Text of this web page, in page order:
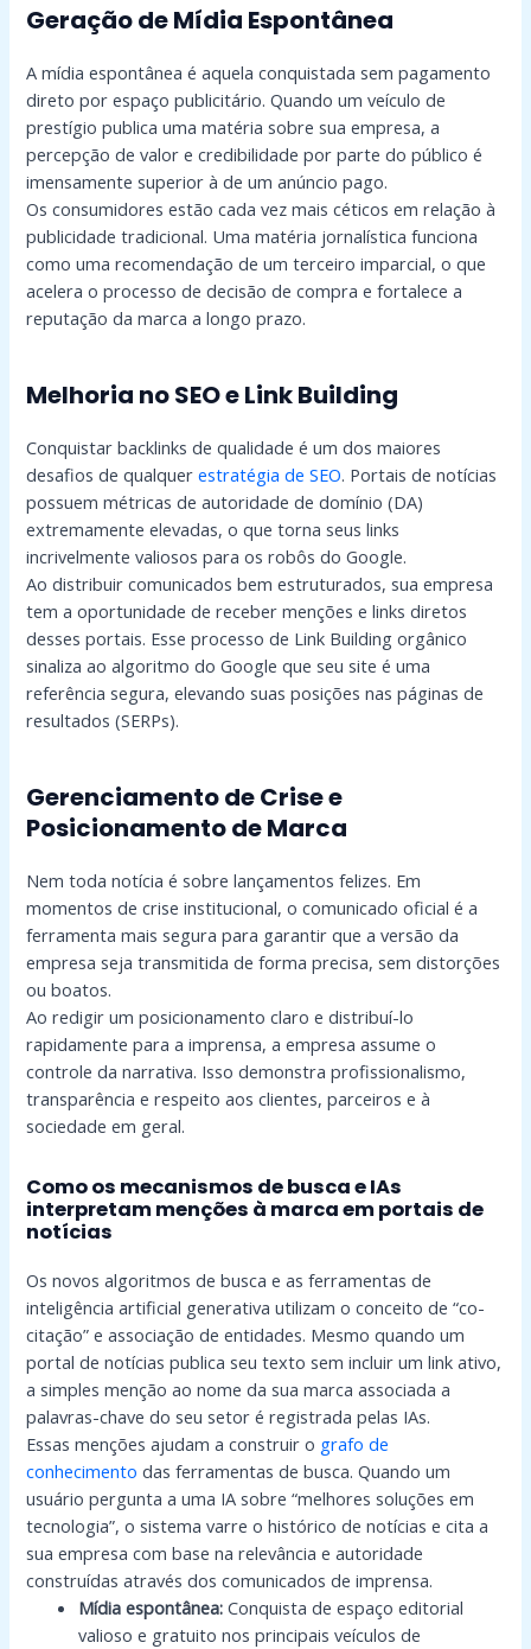
Geração de Mídia Espontânea
A mídia espontânea é aquela conquistada sem pagamento
direto por espaço publicitário. Quando um veículo de
prestígio publica uma matéria sobre sua empresa, a
percepção de valor e credibilidade por parte do público é
imensamente superior à de um anúncio pago.
Os consumidores estão cada vez mais céticos em relação à
publicidade tradicional. Uma matéria jornalística funciona
como uma recomendação de um terceiro imparcial, o que
acelera o processo de decisão de compra e fortalece a
reputação da marca a longo prazo.
Melhoria no SEO e Link Building
Conquistar backlinks de qualidade é um dos maiores
desafios de qualquerestratégia de SEO. Portais de notícias
possuem métricas de autoridade de domínio (DA)
extremamente elevadas, o que torna seus links
incrivelmente valiosos para os robôs do Google.
Ao distribuir comunicados bem estruturados, sua empresa
tem a oportunidade de receber menções e links diretos
desses portais. Esse processo de Link Building orgânico
sinaliza ao algoritmo do Google que seu site é uma
referência segura, elevando suas posições nas páginas de
resultados (SERPs).
Gerenciamento de Crise e
Posicionamento de Marca
Nem toda notícia é sobre lançamentos felizes. Em
momentos de crise institucional, o comunicado oficial é a
ferramenta mais segura para garantir que a versão da
empresa seja transmitida de forma precisa, sem distorções
ou boatos.
Ao redigir um posicionamento claro e distribuí-lo
rapidamente para a imprensa, a empresa assume o
controle da narrativa. Isso demonstra profissionalismo,
transparência e respeito aos clientes, parceiros e à
sociedade em geral.
Como os mecanismos de busca e IAs
interpretam menções à marca em portais de
notícias
Os novos algoritmos de busca e as ferramentas de
inteligência artificial generativa utilizam o conceito de “co-
citação” e associação de entidades. Mesmo quando um
portal de notícias publica seu texto sem incluir um link ativo,
a simples menção ao nome da sua marca associada a
palavras-chave do seu setor é registrada pelas IAs.
Essas menções ajudam a construir o grafo de
conhecimento das ferramentas de busca. Quando um
usuário pergunta a uma IA sobre “melhores soluções em
tecnologia”, o sistema varre o histórico de notícias e cita a
sua empresa com base na relevância e autoridade
construídas através dos comunicados de imprensa.
Mídia espontânea: Conquista de espaço editorial
valioso e gratuito nos principais veículos de